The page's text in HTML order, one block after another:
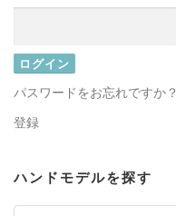
パスワードをお忘れですか？
登録
ハンドモデルを探す